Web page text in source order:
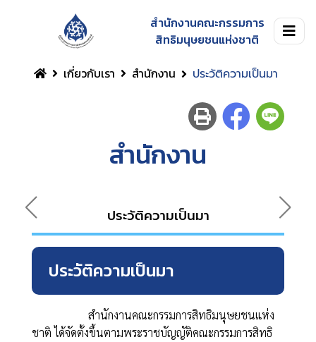
สำนักงานคณะกรรมการ
สิทธิมนุษยชนแห่งชาติ
เกี่ยวกับเรา
สำนักงาน ประวัติความเป็นมา
สำนักงาน
ประวัติความเป็นมา
ประวัติความเป็นมา
สำนักงานคณะกรรมการสิทธิมนุษยชนแห่ง
ชาติ ได้จัดตั้งขึ้นตามพระราชบัญญัติคณะกรรมการสิทธิ